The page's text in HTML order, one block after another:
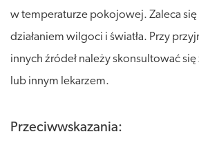
w temperaturze pokojowej. Zaleca
działaniem wilgoci i światła. Przy
innych źródeł należy skonsultować
lub innym lekarzem.
Przeciwwskazania: